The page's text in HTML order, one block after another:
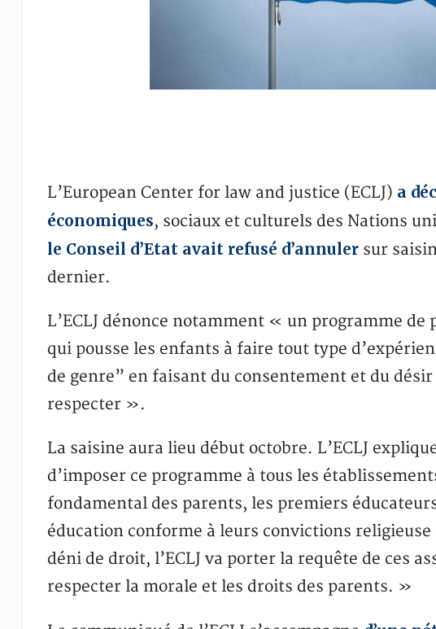
L’European Center for law and justice (ECLJ) a
économiques, sociaux et culturels des Nations
le Conseil d’Etat avait refusé d’annulersur
dernier.
L’ECLJ dénonce notamment « un programme
qui pousse les enfants à faire tout type
de genre” en faisant du consentement et du
respecter ».
La saisine aura lieu début octobre. L’ECLJ
d’imposer ce programme à tous les
fondamental des parents, les premiers
éducation conforme à leurs convictions
déni de droit, l’ECLJ va porter la requête de ces
respecter la morale et les droits des parents. »